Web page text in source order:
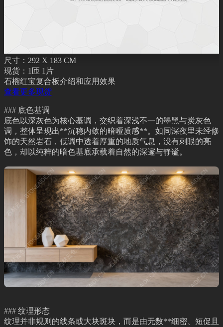
尺寸：292 X 183 CM
现货：1匝 1片
石榴红宝复合板介绍和应用效果
查看更多现货
### 底色基调
底色以深灰色为核心基调，交织着深浅不一的墨黑与炭灰色
调，整体呈现出**沉稳内敛的暗哑质感**。如同深夜里未经修
饰的天然岩石，低调中透着厚重的地质气息，没有刺眼的亮
色，却以纯粹的暗色基底承载着自然的深邃与静谧。
### 纹理形态
纹理并非规则的线条或大块斑块，而是由无数**细密、短促且